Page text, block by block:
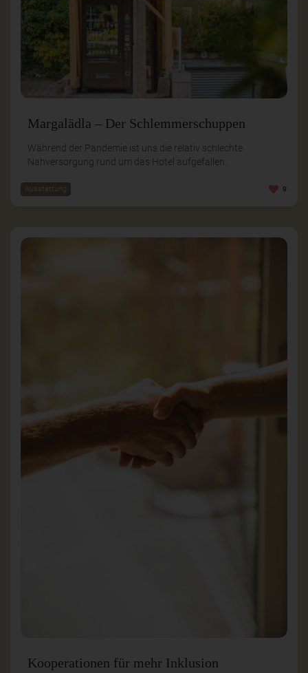
Margalädla – Der Schlemmerschuppen
Während der Pandemie ist uns die relativ schlechte
Nahversorgung rund um das Hotel aufgefallen.
Ausstattung 9
Kooperationen für mehr Inklusion